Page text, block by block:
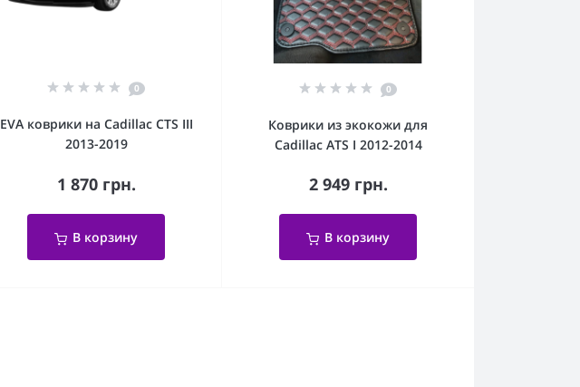
0
EVA коврики на Cadillac CTS III
2013-2019
1 870 грн.
В корзину
0
Коврики из экокожи для
Cadillac ATS I 2012-2014
2 949 грн.
В корзину